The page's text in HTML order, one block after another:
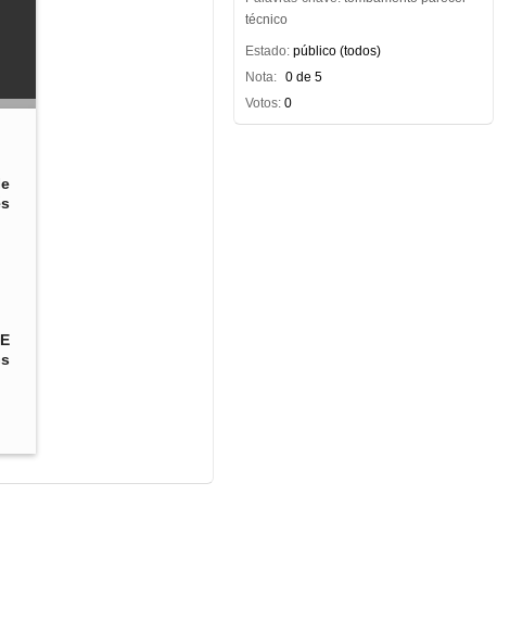
técnico
Estado: público (todos)
Nota: 0 de 5
Votos: 0